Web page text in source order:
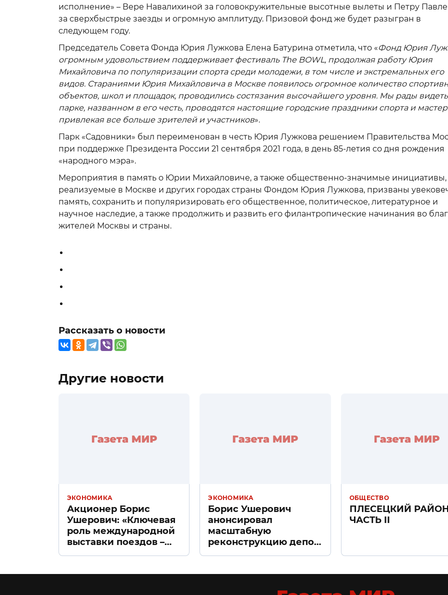
исполнение» – Вере Навалихиной за головокружительные высотные вылеты и Петру
за сверхбыстрые заезды и огромную амплитуду. Призовой фонд же будет разыгран в
следующем году.
Председатель Совета Фонда Юрия Лужкова Елена Батурина отметила, что «Фонд Юрия
огромным удовольствием поддерживает фестиваль The BOWL, продолжая работу Юрия
Михайловича по популяризации спорта среди молодежи, в том числе и экстремальных его
видов. Стараниями Юрия Михайловича в Москве появилось огромное количество
объектов, школ и площадок, проводились состязания высочайшего уровня. Мы рады
парке, названном в его честь, проводятся настоящие городские праздники спорта и
привлекая все больше зрителей и участников».
Парк «Садовники» был переименован в честь Юрия Лужкова решением Правительства
при поддержке Президента России 21 сентября 2021 года, в день 85-летия со дня рождения
«народного мэра».
Мероприятия в память о Юрии Михайловиче, а также общественно-значимые инициативы,
реализуемые в Москве и других городах страны Фондом Юрия Лужкова, призваны
память, сохранить и популяризировать его общественное, политическое, литературное и
научное наследие, а также продолжить и развить его филантропические начинания во
жителей Москвы и страны.­­
Рассказать о новости
Другие новости
ЭКОНОМИКА
Акционер Борис
Ушерович: «Ключевая
роль международной
выставки поездов –
поиск ответов на
ЭКОНОМИКА
Борис Ушерович
анонсировал
масштабную
реконструкцию депо
«Дачное» в Санкт-
ОБЩЕСТВО
ПЛЕСЕЦКИЙ
ЧАСТЬ II